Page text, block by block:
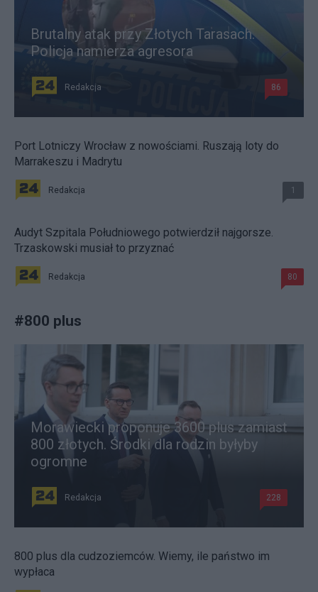
Brutalny atak przy Złotych Tarasach.
Policja namierza agresora
Redakcja 86
Port Lotniczy Wrocław z nowościami. Ruszają loty do
Marrakeszu i Madrytu
Redakcja 1
Audyt Szpitala Południowego potwierdził najgorsze.
Trzaskowski musiał to przyznać
Redakcja 80
#800 plus
Morawiecki proponuje 3600 plus zamiast
800 złotych. Środki dla rodzin byłyby
ogromne
Redakcja 228
800 plus dla cudzoziemców. Wiemy, ile państwo im
wypłaca